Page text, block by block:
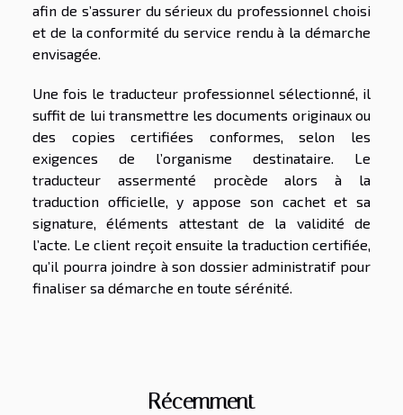
afin de s’assurer du sérieux du professionnel choisi
et de la conformité du service rendu à la démarche
envisagée.
Une fois le traducteur professionnel sélectionné, il
suffit de lui transmettre les documents originaux ou
des copies certifiées conformes, selon les
exigences de l’organisme destinataire. Le
traducteur assermenté procède alors à la
traduction officielle, y appose son cachet et sa
signature, éléments attestant de la validité de
l’acte. Le client reçoit ensuite la traduction certifiée,
qu’il pourra joindre à son dossier administratif pour
finaliser sa démarche en toute sérénité.
Récemment